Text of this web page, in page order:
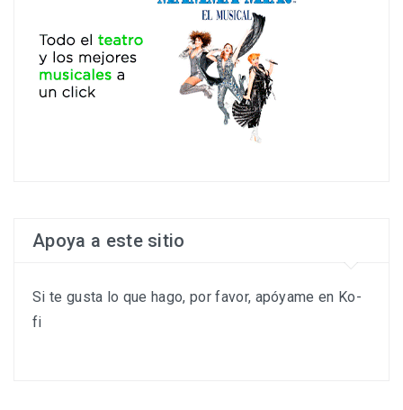
Apoya a este sitio
Si te gusta lo que hago, por favor, apóyame en Ko-
fi